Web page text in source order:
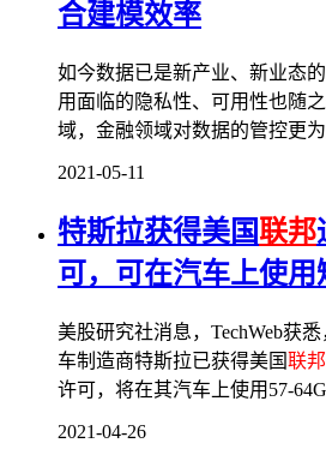
合建模效率
如今数据已是新产业、新业态
用面临的隐私性、可用性也随
域，金融领域对数据的管控更
2021-05-11
特斯拉获得美国联邦
可，可在汽车上使
美股研究社消息，TechWeb获
车制造商特斯拉已获得美国联邦
许可，将在其汽车上使用57-
2021-04-26